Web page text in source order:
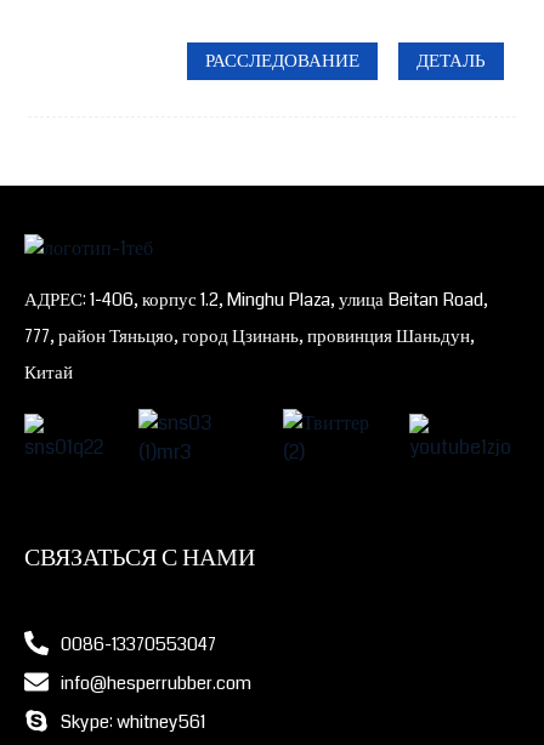
РАССЛЕДОВАНИЕ ДЕТАЛЬ
АДРЕС: 1-406, корпус 1.2, Minghu Plaza, улица Beitan Road,
777, район Тяньцяо, город Цзинань, провинция Шаньдун,
Китай
СВЯЗАТЬСЯ С НАМИ
0086-13370553047
info@hesperrubber.com
Skype: whitney561